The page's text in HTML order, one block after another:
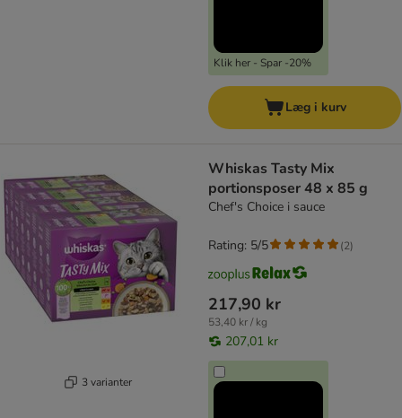
Klik her - Spar -20%
Læg i kurv
3 varianter
Whiskas Tasty Mix
portionsposer 48 x 85 g
Chef's Choice i sauce
217,90 kr
53,40 kr / kg
207,01 kr
Rating: 5/5 (2)